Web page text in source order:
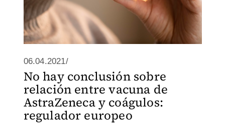
06.04.2021/
No hay conclusión sobre
relación entre vacuna de
AstraZeneca y coágulos:
regulador europeo